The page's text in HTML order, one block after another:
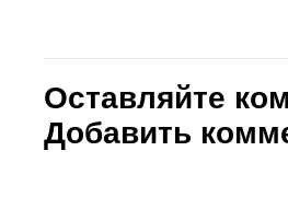
Оставляйте
Добавить